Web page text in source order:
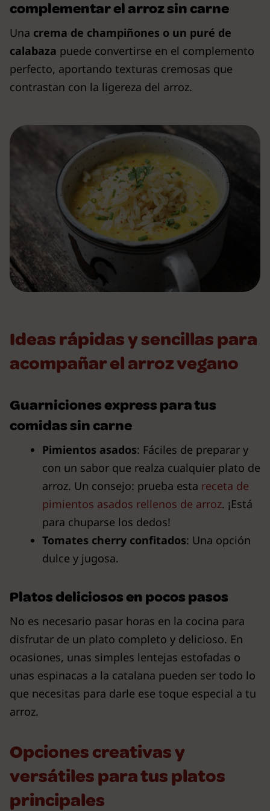
complementar el arroz sin carne
Una crema de champiñones o un puré de
calabaza puede convertirse en el complemento
perfecto, aportando texturas cremosas que
contrastan con la ligereza del arroz.
Ideas rápidas y sencillas para
acompañar el arroz vegano
Guarniciones express para tus
comidas sin carne
Pimientos asados: Fáciles de preparar y
con un sabor que realza cualquier plato de
arroz. Un consejo: prueba esta receta de
pimientos asados rellenos de arroz. ¡Está
para chuparse los dedos!
Tomates cherry confitados: Una opción
dulce y jugosa.
Platos deliciosos en pocos pasos
No es necesario pasar horas en la cocina para
disfrutar de un plato completo y delicioso. En
ocasiones, unas simples lentejas estofadas o
unas espinacas a la catalana pueden ser todo lo
que necesitas para darle ese toque especial a tu
arroz.
Opciones creativas y
versátiles para tus platos
principales